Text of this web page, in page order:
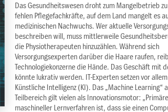
Das Gesundheitswesen droht zum Mangelbetrieb
fehlen Pflegefachkräfte, auf dem Land mangelt es
medizinischen Nachwuchs. Wer aktuelle
beschreiben will, muss mittlerweile
die Physiotherapeuten hinzuzählen. Während sich
Versorgungsexperten darüber die Haare raufen,
Technologiekonzerne die Hände. Das Geschäft mit
könnte lukrativ werden. IT-Experten setzen vor
Künstliche Intelligenz (KI). Das „Machine Learning“
Teilbereich gilt vielen als Innovationsmotor:
maschineller Lernverfahren ist, dass sie einen